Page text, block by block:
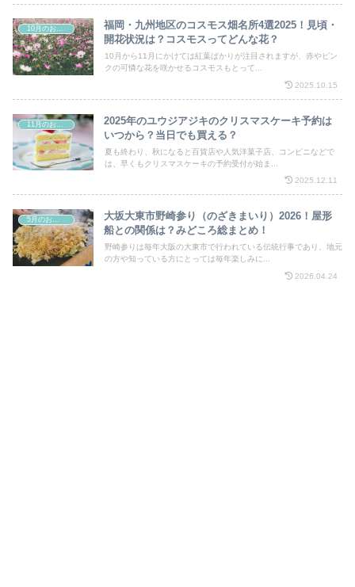
10月のお祭り
福岡・九州地区のコスモス畑名所4選2025！見頃・
開花状況は？コスモスってどんな花？
10月から11月にかけては紅葉ばかりが注目されますが、赤やピン
クの可憐な花を咲かせるコスモスもとって...
2025.10.15
2025年のユウジアジキのクリスマスケーキ予約は
いつから？当日でも買える？
夏も終わり、秋になると百貨店や人気洋菓子店、コンビニなどで
は、早くもクリスマスケーキの予約受付が始ま...
2025.12.11
5月のお祭り
大坂大東市野崎参り（のざきまいり）2026！屋形
船との関係は？みどころ総まとめ！
野崎参りは毎年大阪の大東市で行われている伝統行事であり、地元
の方や知っている方にとっては毎年楽しみに...
2026.04.24